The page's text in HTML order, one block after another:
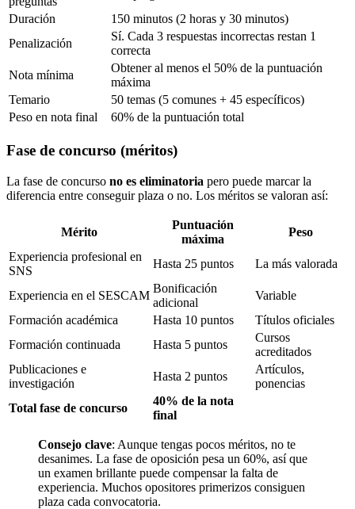
Duración
150 minutos (2 horas y 30 minutos)
Penalización
Sí. Cada 3 respuestas incorrectas restan 1
correcta
Nota mínima
Obtener al menos el 50% de la puntuación
máxima
Temario
50 temas (5 comunes + 45 específicos)
Peso en nota final
60% de la puntuación total
Fase de concurso (méritos)
La fase de concurso no es eliminatoria pero puede marcar la
diferencia entre conseguir plaza o no. Los méritos se valoran así:
Mérito
Puntuación
máxima
Peso
Experiencia profesional en
SNS
Hasta 25 puntos La más valorada
Experiencia en el SESCAM
Bonificación
adicional
Variable
Formación académica
Hasta 10 puntos
Títulos oficiales
Formación continuada
Hasta 5 puntos
Cursos
acreditados
Publicaciones e
investigación
Hasta 2 puntos
Artículos,
ponencias
Total fase de concurso
40% de la nota
final
Consejo clave: Aunque tengas pocos méritos, no te
desanimes. La fase de oposición pesa un 60%, así que
un examen brillante puede compensar la falta de
experiencia. Muchos opositores primerizos consiguen
plaza cada convocatoria.